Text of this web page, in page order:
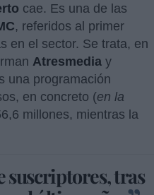
cae. Es una de las
, referidos al primer
en el sector. Se trata, en
Atresmedia y
una programación
en concreto (en la
millones, mientras la
suscriptores, tras